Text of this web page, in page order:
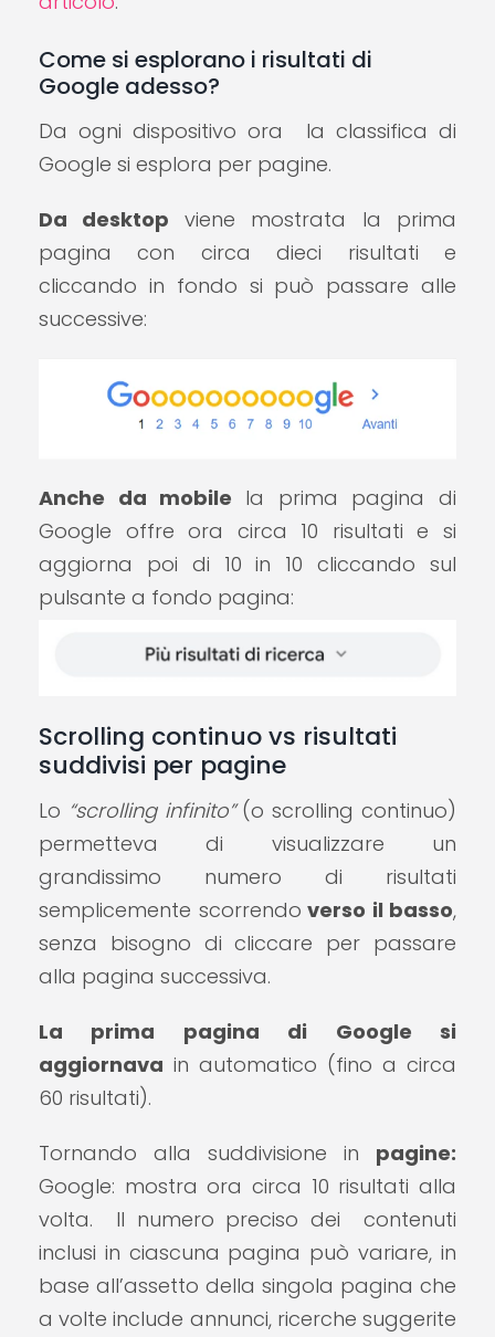
Come si esplorano i risultati di
Google adesso?
Da ogni dispositivo ora la classifica di
Google si esplora per pagine.
Da desktop viene mostrata la prima
pagina con circa dieci risultati e
cliccando in fondo si può passare alle
successive:
Anche da mobile la prima pagina di
Google offre ora circa 10 risultati e si
aggiorna poi di 10 in 10 cliccando sul
pulsante a fondo pagina:
Scrolling continuo vs risultati
suddivisi per pagine
Lo “scrolling infinito”(o scrolling continuo)
permetteva di visualizzare un
grandissimo numero di risultati
semplicemente scorrendo verso il basso,
senza bisogno di cliccare per passare
alla pagina successiva.
La prima pagina di Google si
aggiornava in automatico (fino a circa
60 risultati).
Tornando alla suddivisione in pagine:
Google: mostra ora circa 10 risultati alla
volta. Il numero preciso dei contenuti
inclusi in ciascuna pagina può variare, in
base all’assetto della singola pagina che
a volte include annunci, ricerche suggerite